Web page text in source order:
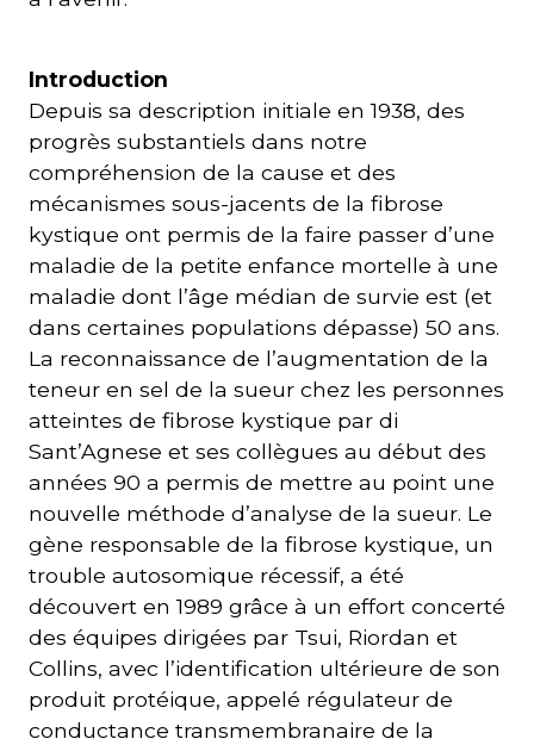
Introduction
Depuis sa description initiale en 1938, des
progrès substantiels dans notre
compréhension de la cause et des
mécanismes sous-jacents de la fibrose
kystique ont permis de la faire passer d’une
maladie de la petite enfance mortelle à une
maladie dont l’âge médian de survie est (et
dans certaines populations dépasse) 50 ans.
La reconnaissance de l’augmentation de la
teneur en sel de la sueur chez les personnes
atteintes de fibrose kystique par di
Sant’Agnese et ses collègues au début des
années 90 a permis de mettre au point une
nouvelle méthode d’analyse de la sueur. Le
gène responsable de la fibrose kystique, un
trouble autosomique récessif, a été
découvert en 1989 grâce à un effort concerté
des équipes dirigées par Tsui, Riordan et
Collins, avec l’identification ultérieure de son
produit protéique, appelé régulateur de
conductance transmembranaire de la